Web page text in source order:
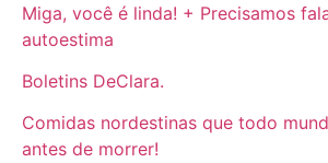
Miga, você é linda! + Precisamos
autoestima
Boletins DeClara.
Comidas nordestinas que todo
antes de morrer!